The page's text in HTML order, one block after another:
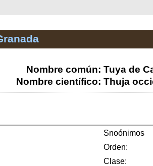
Nombre común: Tuya de
Nombre científico: Thuja
Snoónimos
Orden:
Clase: